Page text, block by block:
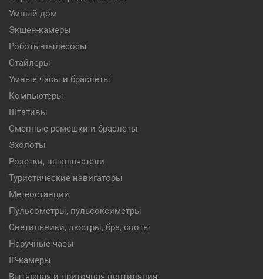
Умный дом
Экшен-камеры
Роботы-пылесосы
Стайлеры
Умные часы и браслеты
Компьютеры
Штативы
Сменные ремешки и браслеты
Эхолоты
Розетки, выключатели
Туристические навигаторы
Метеостанции
Пульсометры, пульсоксиметры
Светильники, люстры, бра, споты
Наручные часы
IP-камеры
Вытяжная и приточная вентиляция